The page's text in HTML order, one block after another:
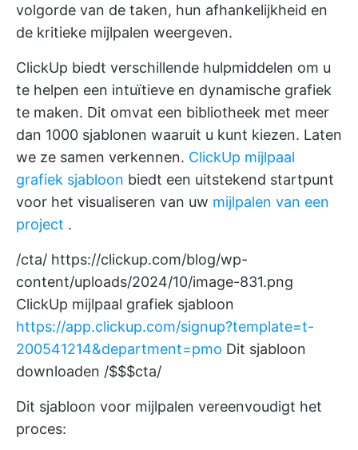
volgorde van de taken, hun afhankelijkheid en
de kritieke mijlpalen weergeven.
ClickUp biedt verschillende hulpmiddelen om u
te helpen een intuïtieve en dynamische grafiek
te maken. Dit omvat een bibliotheek met meer
dan 1000 sjablonen waaruit u kunt kiezen. Laten
we ze samen verkennen. ClickUp mijlpaal
grafiek sjabloon biedt een uitstekend startpunt
voor het visualiseren van uw mijlpalen van een
project .
/cta/ https://clickup.com/blog/wp-
content/uploads/2024/10/image-831.png
ClickUp mijlpaal grafiek sjabloon
https://app.clickup.com/signup?template=t-
200541214&department=pmo Dit sjabloon
downloaden /$$$cta/
Dit sjabloon voor mijlpalen vereenvoudigt het
proces: